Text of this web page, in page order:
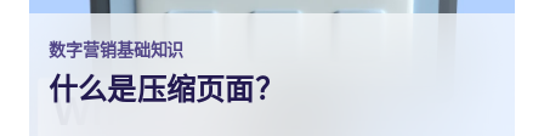
数字营销基础知识
什么是压缩页面？